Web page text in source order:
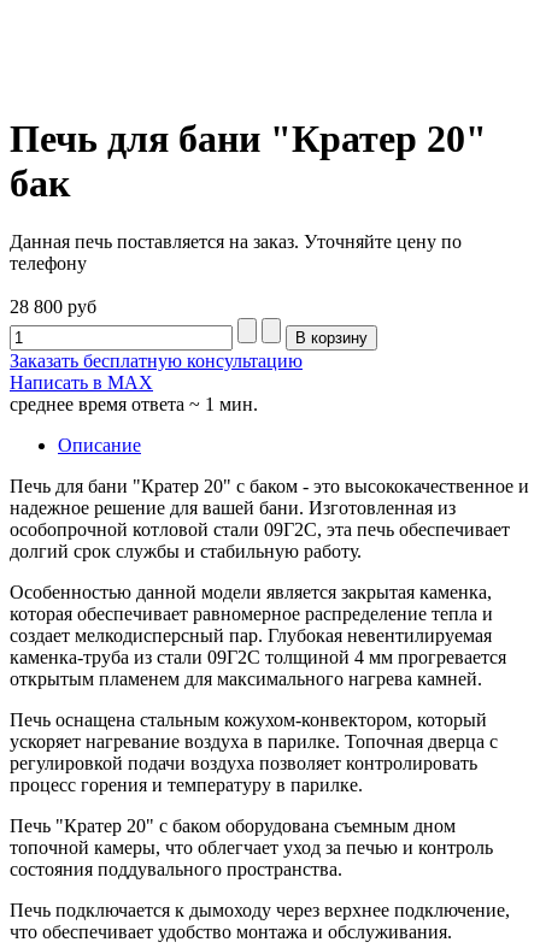
Печь для бани "Кратер 20"
бак
Данная печь поставляется на заказ. Уточняйте цену по
телефону
28 800 руб
Заказать бесплатную консультацию
Написать в МАХ
среднее время ответа ~ 1 мин.
Описание
Печь для бани "Кратер 20" с баком - это высококачественное и
надежное решение для вашей бани. Изготовленная из
особопрочной котловой стали 09Г2С, эта печь обеспечивает
долгий срок службы и стабильную работу.
Особенностью данной модели является закрытая каменка,
которая обеспечивает равномерное распределение тепла и
создает мелкодисперсный пар. Глубокая невентилируемая
каменка-труба из стали 09Г2С толщиной 4 мм прогревается
открытым пламенем для максимального нагрева камней.
Печь оснащена стальным кожухом-конвектором, который
ускоряет нагревание воздуха в парилке. Топочная дверца с
регулировкой подачи воздуха позволяет контролировать
процесс горения и температуру в парилке.
Печь "Кратер 20" с баком оборудована съемным дном
топочной камеры, что облегчает уход за печью и контроль
состояния поддувального пространства.
Печь подключается к дымоходу через верхнее подключение,
что обеспечивает удобство монтажа и обслуживания.